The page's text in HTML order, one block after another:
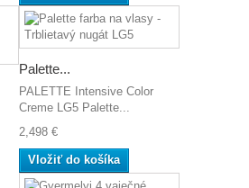
Palette...
PALETTE Intensive Color
Creme LG5 Palette...
2,498 €
Vložiť do košíka